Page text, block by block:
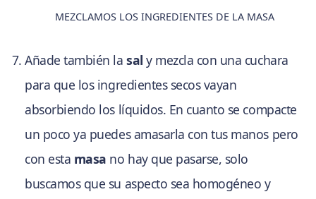
MEZCLAMOS LOS INGREDIENTES DE LA MASA
Añade también lasal y mezcla con una cuchara
para que los ingredientes secos vayan
absorbiendo los líquidos. En cuanto se compacte
un poco ya puedes amasarla con tus manos pero
con esta masa no hay que pasarse, solo
buscamos que su aspecto sea homogéneo y